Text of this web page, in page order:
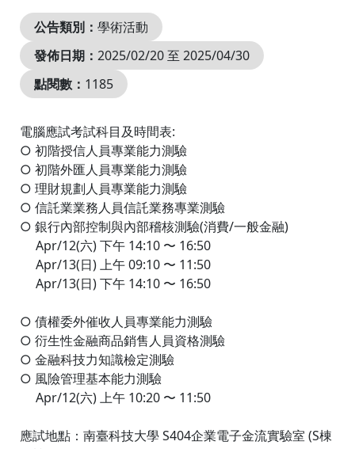
公告類別： 學術活動
發佈日期： 2025/02/20 至 2025/04/30
點閱數： 1185
電腦應試考試科目及時間表:
○ 初階授信人員專業能力測驗
○ 初階外匯人員專業能力測驗
○ 理財規劃人員專業能力測驗
○ 信託業業務人員信託業務專業測驗
○ 銀行內部控制與內部稽核測驗(消費/一般金融)
Apr/12(六) 下午 14:10 〜 16:50
Apr/13(日) 上午 09:10 〜 11:50
Apr/13(日) 下午 14:10 〜 16:50
○ 債權委外催收人員專業能力測驗
○ 衍生性金融商品銷售人員資格測驗
○ 金融科技力知識檢定測驗
○ 風險管理基本能力測驗
Apr/12(六) 上午 10:20 〜 11:50
應試地點：南臺科技大學 S404企業電子金流實驗室 (S棟